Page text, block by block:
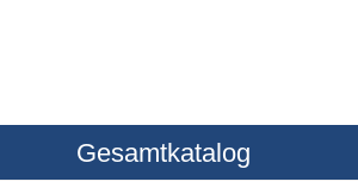
Gesamtkatalog